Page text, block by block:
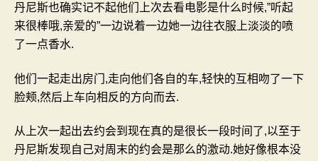
丹尼斯也确实记不起他们上次去看电影是什么时候,”听起
来很棒哦,亲爱的”一边说着一边她一边往衣服上淡淡的喷
了一点香水.
他们一起走出房门 ,走向他们各自的车,轻快的互相吻了一下
脸颊,然后上车向相反的方向而去.
从上次一起出去约会到现在真的是很长一段时间了,以至于
丹尼斯发现自己对周末的约会是那么的激动.她好像根本没